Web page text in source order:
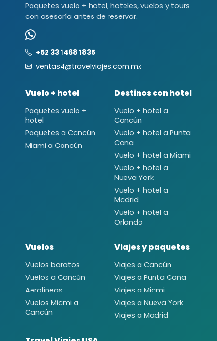
Paquetes vuelo + hotel, hoteles, vuelos y tours
con asesoría antes de reservar.
+52 33 1468 1835
ventas4@travelviajes.com.mx
Vuelo + hotel
Paquetes vuelo +
hotel
Paquetes a Cancún
Miami a Cancún
Destinos con hotel
Vuelo + hotel a
Cancún
Vuelo + hotel a Punta
Cana
Vuelo + hotel a Miami
Vuelo + hotel a
Nueva York
Vuelo + hotel a
Madrid
Vuelo + hotel a
Orlando
Vuelos
Vuelos baratos
Vuelos a Cancún
Aerolíneas
Vuelos Miami a
Cancún
Viajes y paquetes
Viajes a Cancún
Viajes a Punta Cana
Viajes a Miami
Viajes a Nueva York
Viajes a Madrid